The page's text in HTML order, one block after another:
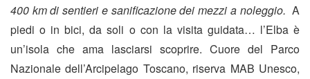
400 km di sentieri e sanificazione dei mezzi a noleggio. A
piedi o in bici, da soli o con la visita guidata… l’Elba è
un’isola che ama lasciarsi scoprire. Cuore del Parco
Nazionale dell’Arcipelago Toscano, riserva MAB Unesco,